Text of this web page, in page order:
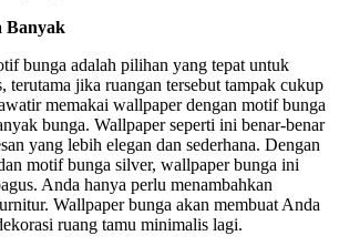
Banyak
bunga adalah pilihan yang tepat untuk
terutama jika ruangan tersebut tampak cukup
memakai wallpaper dengan motif bunga
bunga. Wallpaper seperti ini benar-benar
yang lebih elegan dan sederhana. Dengan
motif bunga silver, wallpaper bunga ini
Anda hanya perlu menambahkan
Wallpaper bunga akan membuat Anda
ruang tamu minimalis lagi.